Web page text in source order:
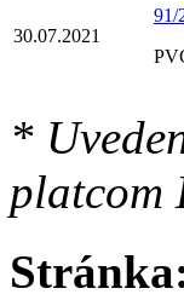
30.07.2021
91/
*
platcom